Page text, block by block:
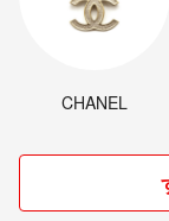
CHANEL